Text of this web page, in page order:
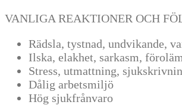
VANLIGA REAKTIONER OCH
Rädsla, tystnad, undvikande,
Ilska, elakhet, sarkasm,
Stress, utmattning,
Dålig arbetsmiljö
Hög sjukfrånvaro